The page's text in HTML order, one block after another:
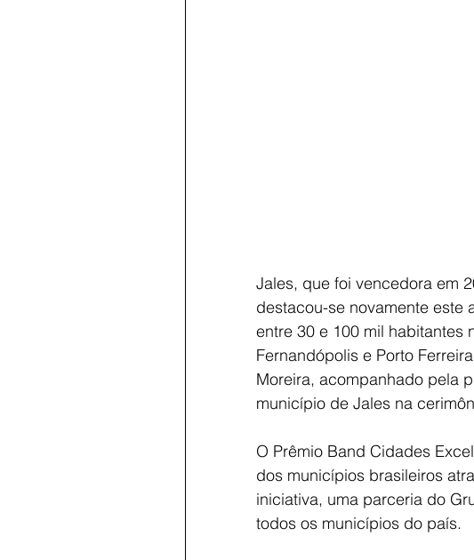
Jales, que foi vencedora em
destacou-se novamente este
entre 30 e 100 mil habitantes
Fernandópolis e Porto
Moreira, acompanhado pela
município de Jales na
O Prêmio Band Cidades
dos municípios brasileiros
iniciativa, uma parceria do
todos os municípios do país.